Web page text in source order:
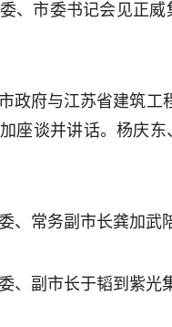
、市委书记会见正
政府与江苏省建筑
座谈并讲话。杨庆
、常务副市长龚加
、副市长于韬到紫光